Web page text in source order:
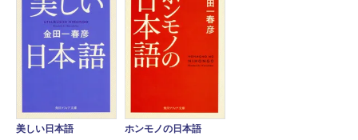
美しい日本語
ホンモノの日本語